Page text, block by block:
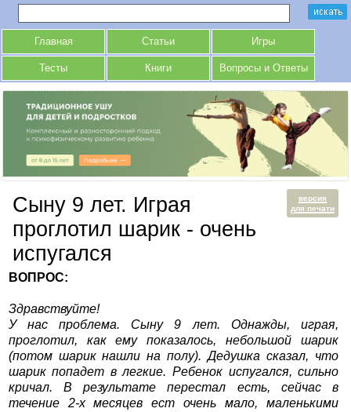
Главная Статьи Игры
Тесты Книги Вопросы и Ответы
версия
для печати
Сыну 9 лет. Играя
проглотил шарик - очень
испугался
ВОПРОС:
Здравствуйте!
У нас проблема. Сыну 9 лет. Однажды, играя,
проглотил, как ему показалось, небольшой шарик
(потом шарик нашли на полу). Дедушка сказал, что
шарик попадет в легкие. Ребенок испугался, сильно
кричал. В результате перестал есть, сейчас в
течение 2-х месяцев ест очень мало, маленькими